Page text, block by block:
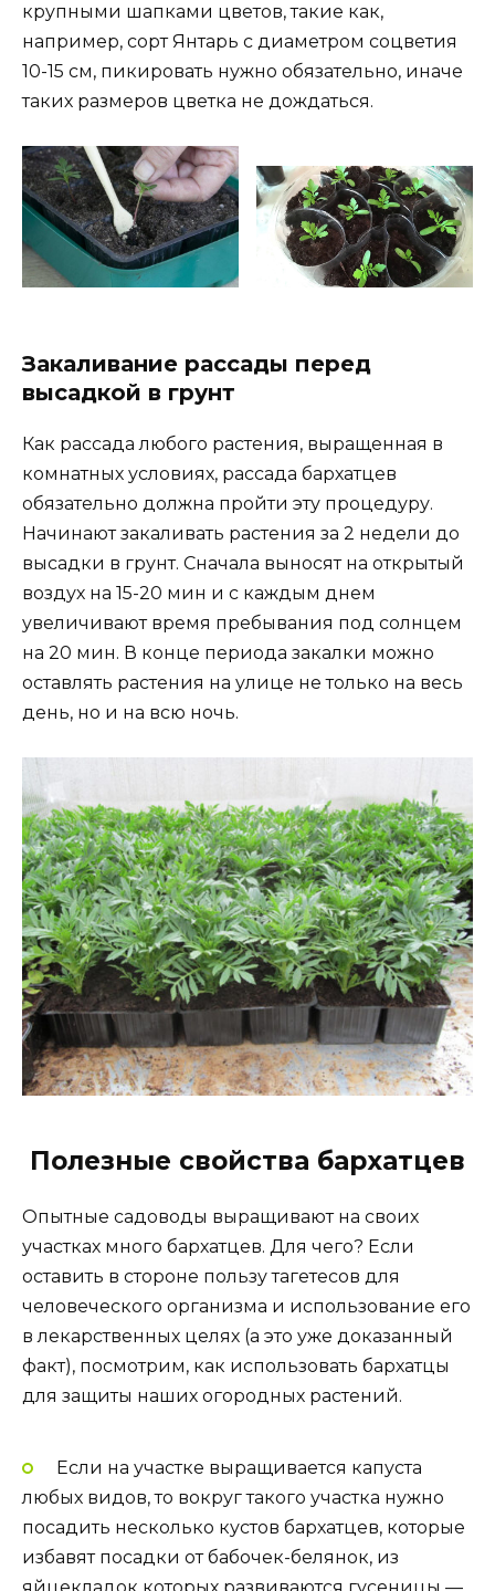
крупными шапками цветов, такие как,
например, сорт Янтарь с диаметром соцветия
10-15 см, пикировать нужно обязательно, иначе
таких размеров цветка не дождаться.
Закаливание рассады перед
высадкой в грунт
Как рассада любого растения, выращенная в
комнатных условиях, рассада бархатцев
обязательно должна пройти эту процедуру.
Начинают закаливать растения за 2 недели до
высадки в грунт. Сначала выносят на открытый
воздух на 15-20 мин и с каждым днем
увеличивают время пребывания под солнцем
на 20 мин. В конце периода закалки можно
оставлять растения на улице не только на весь
день, но и на всю ночь.
Полезные свойства бархатцев
Опытные садоводы выращивают на своих
участках много бархатцев. Для чего? Если
оставить в стороне пользу тагетесов для
человеческого организма и использование его
в лекарственных целях (а это уже доказанный
факт), посмотрим, как использовать бархатцы
для защиты наших огородных растений.
Если на участке выращивается капуста
любых видов, то вокруг такого участка нужно
посадить несколько кустов бархатцев, которые
избавят посадки от бабочек-белянок, из